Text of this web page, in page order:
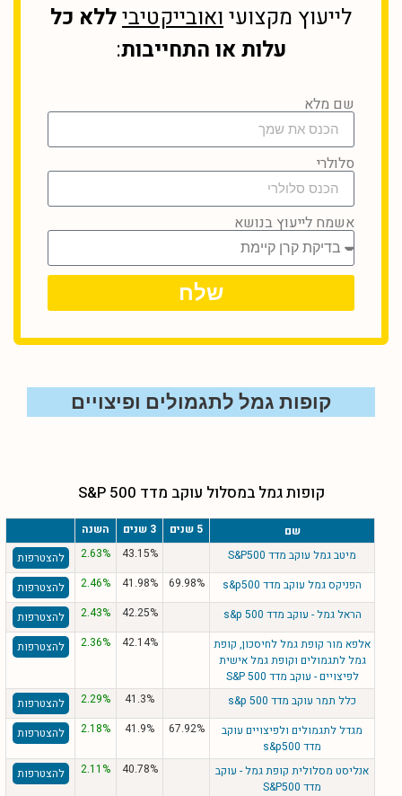
לייעוץ מקצועי ואובייקטיביללא כל
עלות או התחייבות:
שם מלא
סלולרי
אשמח לייעוץ בנושא
שלח
קופות גמל לתגמולים ופיצויים
קופות גמל במסלול עוקב מדד S&P 500
שם 5 שנים 3 שנים
השנה
מיטב גמל עוקב מדד S&P500
43.15%
2.63%
להצטרפות
הפניקס גמל עוקב מדד s&p500
69.98%
41.98%
2.46%
להצטרפות
הראל גמל - עוקב מדד s&p 500
42.25%
2.43%
להצטרפות
אלפא מור קופת גמל לחיסכון, קופת
גמל לתגמולים וקופת גמל אישית
לפיצויים - עוקב מדד S&P 500
42.14%
2.36% להצטרפות
כלל תמר עוקב מדד s&p 500 41.3%
2.29%
להצטרפות
מגדל לתגמולים ולפיצויים עוקב
מדד s&p500
67.92%
41.9%
2.18% להצטרפות
אנליסט מסלולית קופת גמל - עוקב
מדד S&P500
40.78%
2.11% להצטרפות